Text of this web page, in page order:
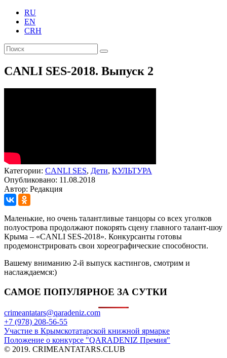
RU
EN
CRH
CANLI SES-2018. Выпуск 2
Категории: CANLI SES, Дети, КУЛЬТУРА
Опубликовано: 11.08.2018
Автор: Редакция
Маленькие, но очень талантливые танцоры со всех уголков
полуострова продолжают покорять сцену главного талант-шоу
Крыма – «CANLI SES-2018». Конкурсанты готовы
продемонстрировать свои хореографические способности.
Вашему вниманию 2-й выпуск кастингов, смотрим и
наслаждаемся:)
САМОЕ ПОПУЛЯРНОЕ ЗА СУТКИ
crimeantatars@qaradeniz.com
+7 (978) 208-56-55
Участие в Крымскотатарской книжной ярмарке
Положение о конкурсе "QARADENIZ Премия"
© 2019. CRIMEANTATARS.CLUB